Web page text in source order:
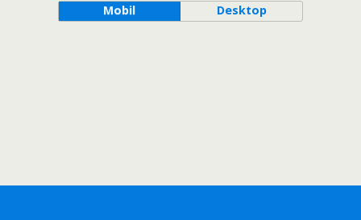
Mobil Desktop